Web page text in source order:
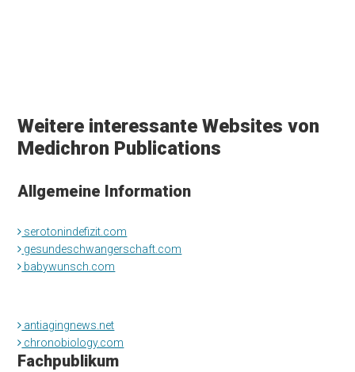
Weitere interessante Websites von
Medichron Publications
Allgemeine Information
serotonindefizit.com
gesundeschwangerschaft.com
babywunsch.com
antiagingnews.net
chronobiology.com
Fachpublikum